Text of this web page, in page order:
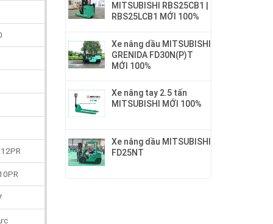
MITSUBISHI RBS25CB1 |
RBS25LCB1 MỚI 100%
Xe nâng dầu MITSUBISHI
GRENIDA FD30N(P)T
MỚI 100%
Xe nâng tay 2.5 tấn
MITSUBISHI MỚI 100%
Xe nâng dầu MITSUBISHI
FD25NT